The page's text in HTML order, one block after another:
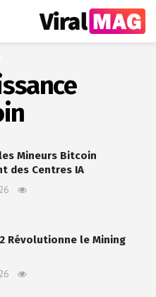
Mineurs Bitcoin
des Centres IA
Révolutionne le Mining